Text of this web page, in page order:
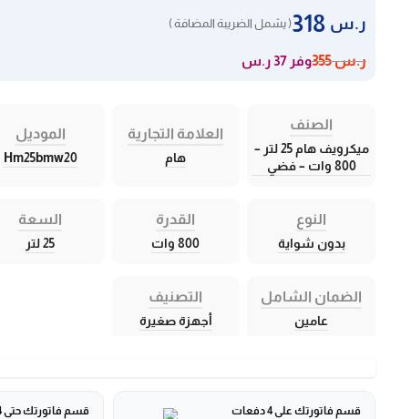
ر.س ( يشمل الضريبة المضافة )
ر.س355 وفر 37 ر.س
الصنف
ميكرويف هام 25 لتر –
800 وات – فضي
العلامة التجارية
هام
الموديل
Hm25bmw20
النوع
بدون شواية
القدرة
800 وات
السعة
25 لتر
الضمان الشامل
عامين
التصنيف
أجهزة صغيرة
قسم فاتورتك على 4 دفعات قسم فاتورتك حتى 4 دفعات